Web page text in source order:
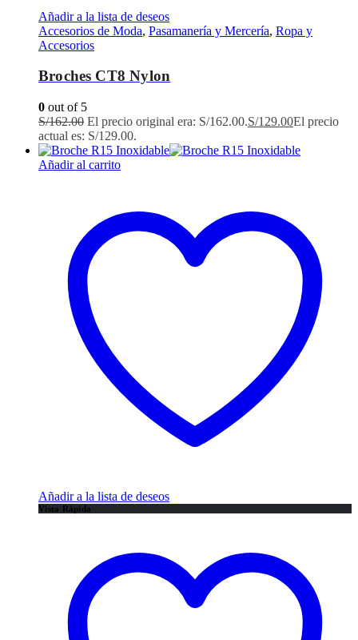
Añadir a la lista de deseos
Accesorios de Moda, Pasamanería y Mercería, Ropa y
Accesorios
Broches CT8 Nylon
0 out of 5
S/162.00 El precio original era: S/162.00.S/129.00El precio
actual es: S/129.00.
Añadir al carrito
Añadir a la lista de deseos
Vista Rápida